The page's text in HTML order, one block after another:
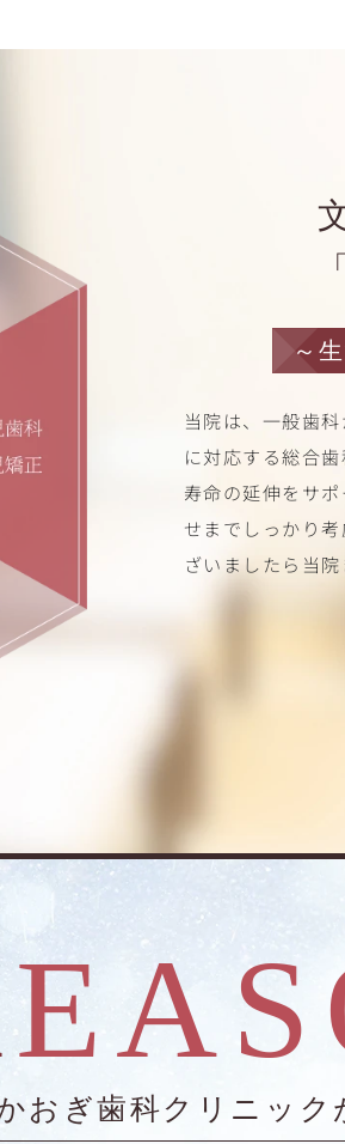
～
当院は、一般歯
に対応する総合
寿命の延伸をサ
せまでしっかり
ざいましたら当
おぎ歯科クリニック